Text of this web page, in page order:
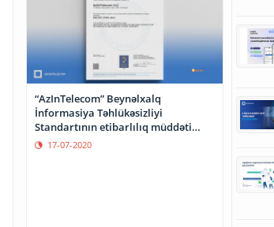
“AzInTelecom” Beynəlxalq
İnformasiya Təhlükəsizliyi
Standartının etibarlılıq müddəti
uzadıldı
17-07-2020